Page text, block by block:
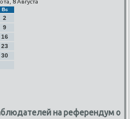
8 Августа
Вс
2
9
16
23
30
на референдум о